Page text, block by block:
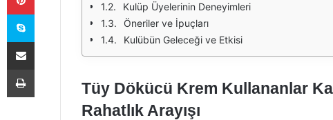
Kulüp Üyelerinin Deneyimleri
Öneriler ve İpuçları
Kulübün Geleceği ve Etkisi
Tüy Dökücü Krem Kullananlar
Rahatlık Arayışı
Skype
E-Posta ile paylaş